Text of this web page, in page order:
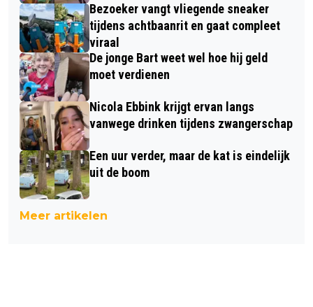
Bezoeker vangt vliegende sneaker
tijdens achtbaanrit en gaat compleet
viraal
De jonge Bart weet wel hoe hij geld
moet verdienen
Nicola Ebbink krijgt ervan langs
vanwege drinken tijdens zwangerschap
Een uur verder, maar de kat is eindelijk
uit de boom
Meer artikelen